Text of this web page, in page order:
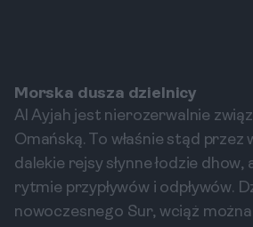
Morska dusza dzielnicy
Al Ayjah jest nierozerwalnie
Omańską. To właśnie stąd przez
dalekie rejsy słynne łodzie dhow,
rytmie przypływów i odpływów.
nowoczesnego Sur, wciąż